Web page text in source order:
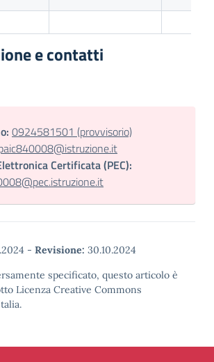
e contatti
0924581501 (provvisorio)
Certificata (PEC):
- Revisione: 30.10.2024
specificato, questo articolo è
Licenza Creative Commons